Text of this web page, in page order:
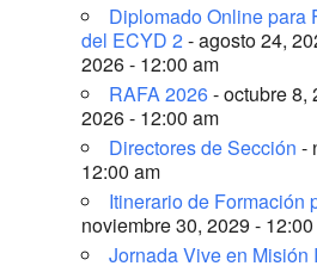
Diplomado Online para
del ECYD 2- agosto 24,
2026 - 12:00 am
RAFA 2026- octubre 8,
2026 - 12:00 am
Directores de Sección -
12:00 am
Itinerario de Formación
noviembre 30, 2029 -
Jornada Vive en Misión I